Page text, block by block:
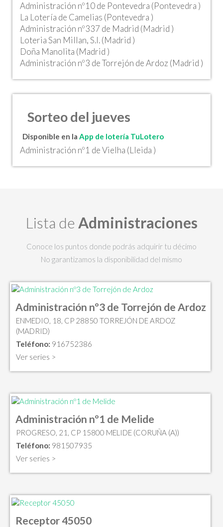
Administración nº10 de Pontevedra (Pontevedra )
La Lotería de Camelias (Pontevedra )
Administración nº337 de Madrid (Madrid )
Loteria San Millan, S.l. (Madrid )
Doña Manolita (Madrid )
Administración nº3 de Torrejón de Ardoz (Madrid )
Sorteo del jueves
Disponible en la App de lotería TuLotero
Administración nº1 de Vielha (Lleida )
Lista de Administraciones
Conoce los puntos donde podrás adquirir tu décimo
No garantizamos la disponibilidad del mismo
Administración nº3 de Torrejón de Ardoz
ENMEDIO, 18, CP 28850 TORREJÓN DE ARDOZ
(MADRID)
Teléfono: 916752386
Ver series >
Administración nº1 de Melide
PROGRESO, 21, CP 15800 MELIDE (CORUÑA (A))
Teléfono: 981507935
Ver series >
Receptor 45050